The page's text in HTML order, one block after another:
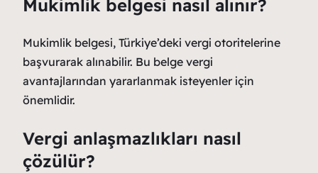
Mukimlik belgesi nasıl alınır?
Mukimlik belgesi, Türkiye’deki vergi otoritelerine
başvurarak alınabilir. Bu belge vergi
avantajlarından yararlanmak isteyenler için
önemlidir.
Vergi anlaşmazlıkları nasıl
çözülür?